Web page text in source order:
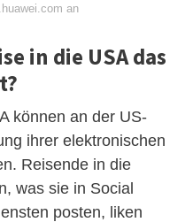
an
in die USA das
können an der US-
ihrer elektronischen
Reisende in die
was sie in Social
posten, liken